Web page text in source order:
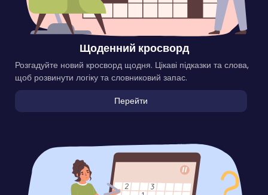
Щоденний кросворд
Розгадуйте новий кросворд щодня. Цікаві підказки та слова,
щоб розвинути логіку та словниковий запас.
Перейти